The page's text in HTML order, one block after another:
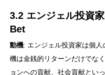
3.2 エンジェル投資
Bet
動機: エンジェル投資家は個
機は金銭的リターンだけでな
ョンへの貢献、社会貢献とい